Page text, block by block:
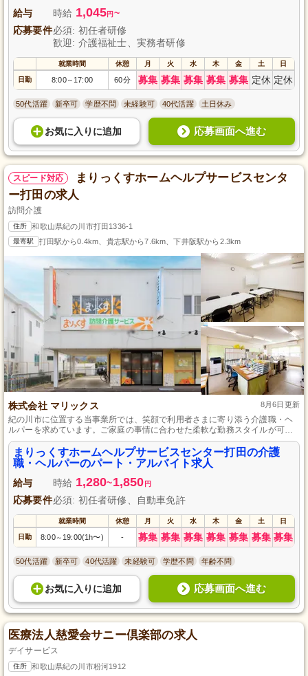
給与 時給 1,045円 ~
応募要件必須: 初任者研修
歓迎: 介護福祉士、実務者研修
就業時間 休憩 月 火 水 木 金 土 日
日勤 8:00～ 17:00 60分 募集 募集 募集 募集 募集 定休 定休
50代活躍 新卒可 学歴不問 未経験可 40代活躍 土日休み
お気に入り に追加 応募画面へ進む
スピード対応
まりっくすホームヘルプサービスセンタ
ー打田の求人
訪問介護
住所 和歌山県紀の川市打田1336-1
最寄駅 打田駅から0.4km、貴志駅から7.6km、下井阪駅から2.3km
株式会社 マリックス 8月6日更新
紀の川市に位置する当事業所では、笑顔で利用者さまに寄り添う介護職・ヘ
ルパーを求めています。ご家庭の事情に合わせた柔軟な勤務スタイルが可能
で、初任者研修の資格があれば未経験者も大歓迎です。利用者さまの日常生
活を支えるやりがいのある仕事を、私たちと一緒に始めてみませんか。
まりっくすホームヘルプサービスセンター打田の介護
職・ヘルパーのパート・アルバイト求人
給与 時給 1,280~1,850 円
応募要件必須: 初任者研修、自動車免許
就業時間 休憩 月 火 水 木 金 土 日
日勤 8:00～ 19:00(1h〜) - 募集 募集 募集 募集 募集 募集 募集
50代活躍 新卒可 40代活躍 未経験可 学歴不問 年齢不問
お気に入り に追加 応募画面へ進む
医療法人慈愛会サニー倶楽部の求人
デイサービス
住所 和歌山県紀の川市粉河1912